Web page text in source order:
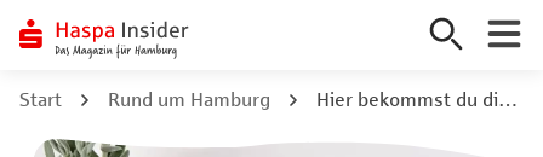
Inhalt
Start Rund um Hamburg Hier bekommst du die Haare schön: 5 Friseure in Eimsbüttel